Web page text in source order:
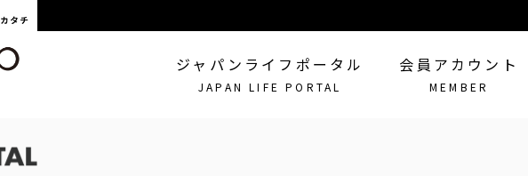
ジャパンライフポータル
JAPAN LIFE PORTAL
会員アカウント
MEMBER